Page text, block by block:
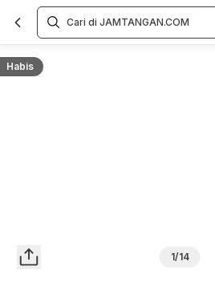
Habis
1/14
Overview